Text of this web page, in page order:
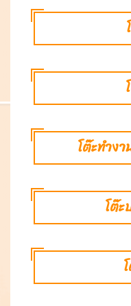
โต๊ะทำง
โต๊ะ